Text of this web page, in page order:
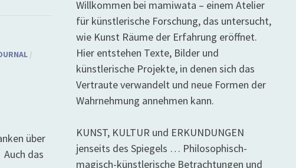
/
über
das
Willkommen bei mamiwata – einem Atelier
für künstlerische Forschung, das untersucht,
wie Kunst Räume der Erfahrung eröffnet.
Hier entstehen Texte, Bilder und
künstlerische Projekte, in denen sich das
Vertraute verwandelt und neue Formen der
Wahrnehmung annehmen kann.
KUNST, KULTUR und ERKUNDUNGEN
jenseits des Spiegels … Philosophisch-
magisch-künstlerische Betrachtungen und